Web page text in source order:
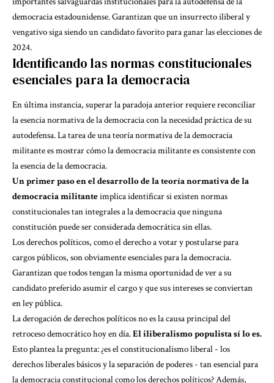
democracia estadounidense. Garantizan que un insurrecto iliberal y
vengativo siga siendo un candidato favorito para ganar las elecciones de
2024.
Identificando las normas constitucionales
esenciales para la democracia
En última instancia, superar la paradoja anterior requiere reconciliar
la esencia normativa de la democracia con la necesidad práctica de su
autodefensa. La tarea de una teoría normativa de la democracia
militante es mostrar cómo la democracia militante es consistente con
la esencia de la democracia.
Un primer paso en el desarrollo de la teoría normativa de la
democracia militanteimplica identificar si existennormas
constitucionalestan integrales a la democracia que ninguna
constitución puede ser considerada democrática sin ellas.
Los derechos políticos, como el derecho a votar y postularse para
cargos públicos, son obviamente esenciales para la democracia.
Garantizan que todos tengan la misma oportunidad de ver a su
candidato preferido asumir el cargo y que sus intereses se conviertan
en ley pública.
La derogación dederechos políticosno es la causa principal del
retroceso democrático hoy en día.El iliberalismo populista sí lo es.
Esto plantea la pregunta: ¿es el constitucionalismo liberal - los
derechos liberales básicos y la separación de poderes - tan esencial para
la democracia constitucional como los derechos políticos? Además,